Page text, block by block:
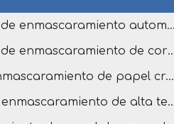
Soluciones de enmascaramiento automotriz
Soluciones de enmascaramiento
Cinta de enmascaramiento de papel crepé
Película de enmascaramiento